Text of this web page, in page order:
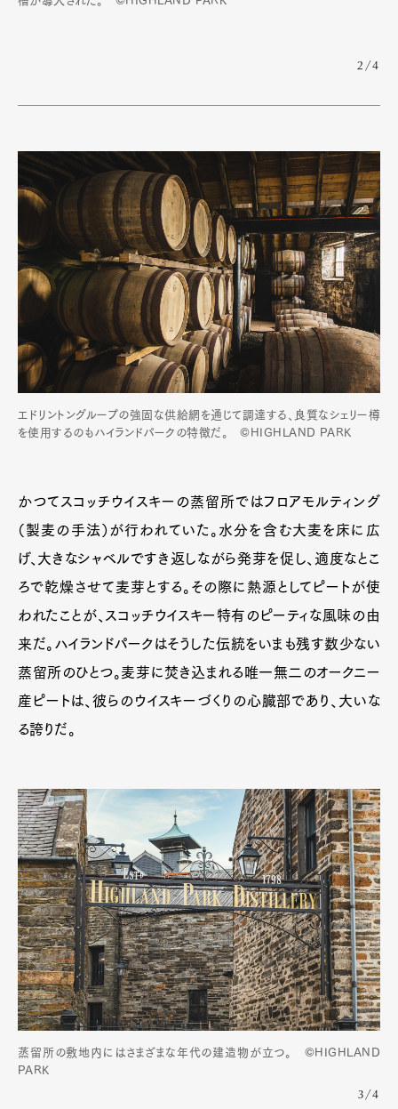
2/4
エドリントングループの強固な供給網を通じて調達する、良質なシェリー樽
を使用するのもハイランドパークの特徴だ。 ©HIGHLAND PARK
かつてスコッチウイスキーの蒸留所ではフロアモルティング
（製麦の手法）が行われていた。水分を含む大麦を床に広
げ、大きなシャベルですき返しながら発芽を促し、適度なとこ
ろで乾燥させて麦芽とする。その際に熱源としてピートが使
われたことが、スコッチウイスキー特有のピーティな風味の由
来だ。ハイランドパークはそうした伝統をいまも残す数少ない
蒸留所のひとつ。麦芽に焚き込まれる唯一無二のオークニー
産ピートは、彼らのウイスキーづくりの心臓部であり、大いな
る誇りだ。
蒸留所の敷地内にはさまざまな年代の建造物が立つ。 ©HIGHLAND
PARK
3/4